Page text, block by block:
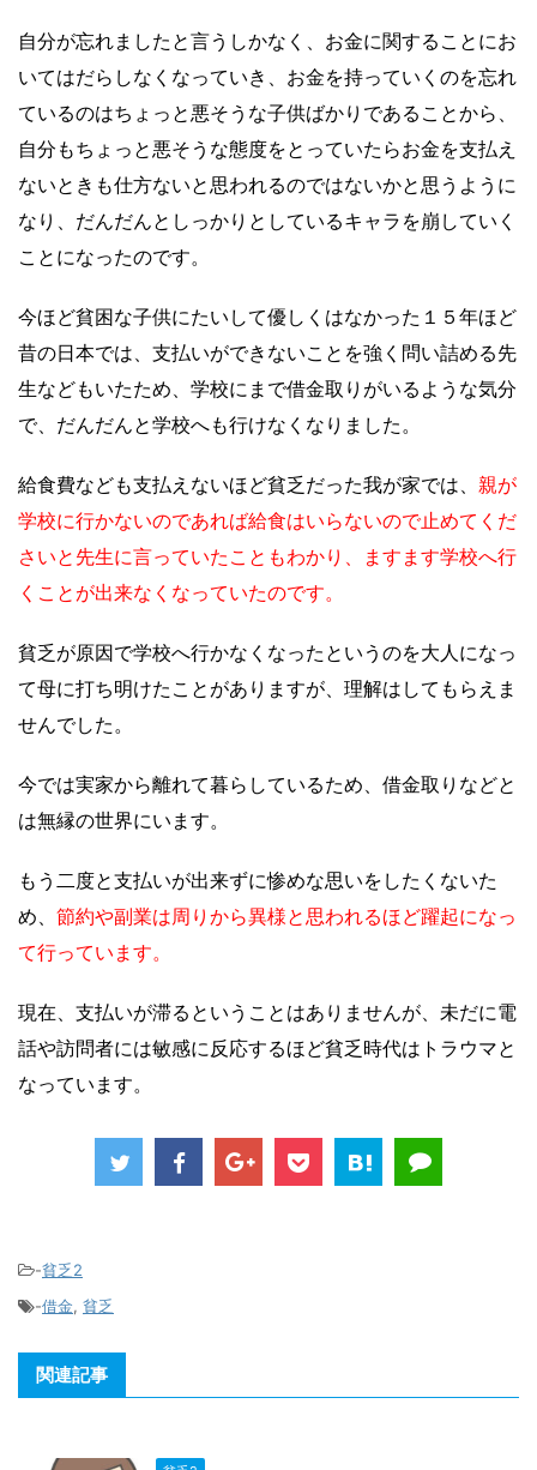
自分が忘れましたと言うしかなく、お金に関することにお
いてはだらしなくなっていき、お金を持っていくのを忘れ
ているのはちょっと悪そうな子供ばかりであることから、
自分もちょっと悪そうな態度をとっていたらお金を支払え
ないときも仕方ないと思われるのではないかと思うように
なり、だんだんとしっかりとしているキャラを崩していく
ことになったのです。
今ほど貧困な子供にたいして優しくはなかった１５年ほど
昔の日本では、支払いができないことを強く問い詰める先
生などもいたため、学校にまで借金取りがいるような気分
で、だんだんと学校へも行けなくなりました。
給食費なども支払えないほど貧乏だった我が家では、 親が
学校に行かないのであれば給食はいらないので止めてくだ
さいと先生に言っていたこともわかり、ますます学校へ行
くことが出来なくなっていたのです。
貧乏が原因で学校へ行かなくなったというのを大人になっ
て母に打ち明けたことがありますが、理解はしてもらえま
せんでした。
今では実家から離れて暮らしているため、借金取りなどと
は無縁の世界にいます。
もう二度と支払いが出来ずに惨めな思いをしたくないた
め、 節約や副業は周りから異様と思われるほど躍起になっ
て行っています。
現在、支払いが滞るということはありませんが、未だに電
話や訪問者には敏感に反応するほど貧乏時代はトラウマと
なっています。
-貧乏2
-借金, 貧乏
関連記事